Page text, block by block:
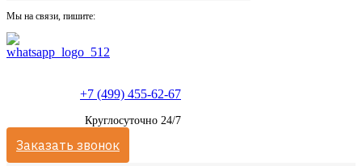
Мы на связи, пишите:
+7 (499) 455-62-67
Круглосуточно 24/7
Заказать звонок